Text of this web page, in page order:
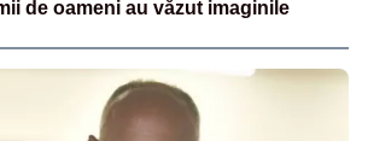
de oameni au văzut imaginile